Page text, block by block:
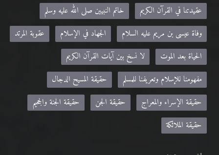
عقيدتنا في القرآن الكريم
خاتم النبيين صلى الله عليه وسلم
وفاة عيسى بن مريم عليه السلام
الجهاد في الإسلام
عقوبة المرتد
الحياة بعد الموت
لا نسخ بين آيات القرآن الكريم
مفهومنا للإسلام وتعريفنا للمسلم
حقيقة المسيح الدجال
حقيقة الإسراء والمعراج
حقيقة الجن
حقيقة الجنة والجحيم
حقيقة الملائكة